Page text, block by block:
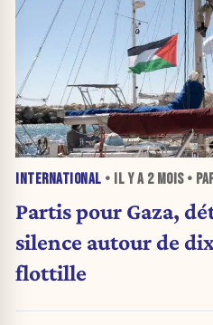
INTERNATIONAL • IL Y A 2 MOIS•
Partis pour Gaza,
silence autour de
flottille